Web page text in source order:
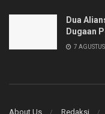
Dua
Dugaan
7
About Us Redaksi